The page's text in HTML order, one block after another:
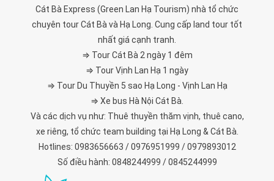
Cát Bà Express (Green Lan Hạ Tourism) nhà tổ chức
chuyên tour Cát Bà và Hạ Long. Cung cấp land tour tốt
nhất giá cạnh tranh.
⇒ Tour Cát Bà 2 ngày 1 đêm
⇒ Tour Vịnh Lan Hạ 1 ngày
⇒ Tour Du Thuyền 5 sao Hạ Long - Vịnh Lan Hạ
⇒ Xe bus Hà Nội Cát Bà.
Và các dịch vụ như: Thuê thuyền thăm vịnh, thuê cano,
xe riêng, tổ chức team building tại Hạ Long & Cát Bà.
Hotlines: 0983656663 / 0976951999 / 0979893012
Số điều hành: 0848244999 / 0845244999